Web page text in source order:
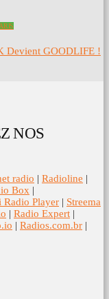
NOS
radio | Radioline |
Box |
Radio Player | Streema
| Radio Expert |
| Radios.com.br |